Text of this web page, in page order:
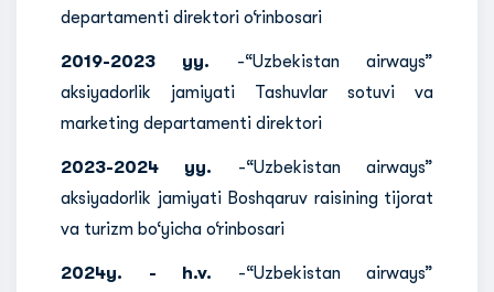
departamenti direktori o‘rinbosari
2019-2023 yy. -“Uzbekistan airways”
aksiyadorlik jamiyati Tashuvlar sotuvi va
marketing departamenti direktori
2023-2024 yy. -“Uzbekistan airways”
aksiyadorlik jamiyati Boshqaruv raisining tijorat
va turizm bo‘yicha o‘rinbosari
2024y. - h.v. -“Uzbekistan airways”